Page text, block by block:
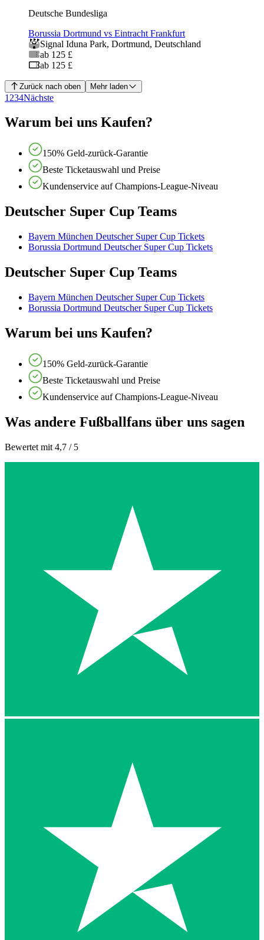
Deutsche Bundesliga
Borussia Dortmund vs Eintracht Frankfurt
Signal Iduna Park, Dortmund, Deutschland
ab 125 £
ab 125 £
Zurück nach oben Mehr laden
1 234Nächste
Warum bei uns Kaufen?
150% Geld-zurück-Garantie
Beste Ticketauswahl und Preise
Kundenservice auf Champions-League-Niveau
Deutscher Super Cup Teams
Bayern München Deutscher Super Cup Tickets
Borussia Dortmund Deutscher Super Cup Tickets
Deutscher Super Cup Teams
Bayern München Deutscher Super Cup Tickets
Borussia Dortmund Deutscher Super Cup Tickets
Warum bei uns Kaufen?
150% Geld-zurück-Garantie
Beste Ticketauswahl und Preise
Kundenservice auf Champions-League-Niveau
Was andere Fußballfans über uns sagen
Bewertet mit 4,7 / 5